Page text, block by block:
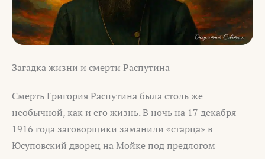
Загадка жизни и смерти Распутина
Смерть Григория Распутина была столь же
необычной, как и его жизнь. В ночь на 17 декабря
1916 года заговорщики заманили «старца» в
Юсуповский дворец на Мойке под предлогом